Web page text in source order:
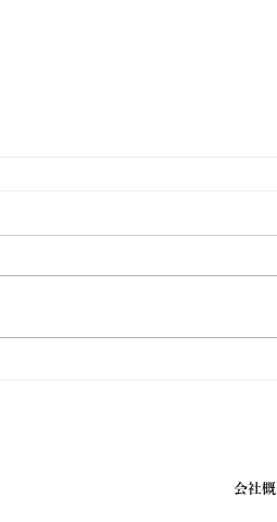
会社